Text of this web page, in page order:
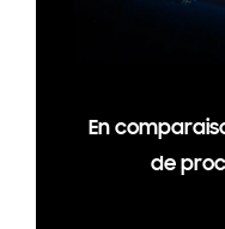
En
de